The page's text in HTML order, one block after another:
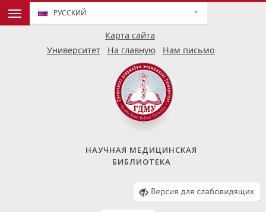
Карта сайта
РУССКИЙ
Университет На главную Нам письмо
НАУЧНАЯ МЕДИЦИНСКАЯ
БИБЛИОТЕКА